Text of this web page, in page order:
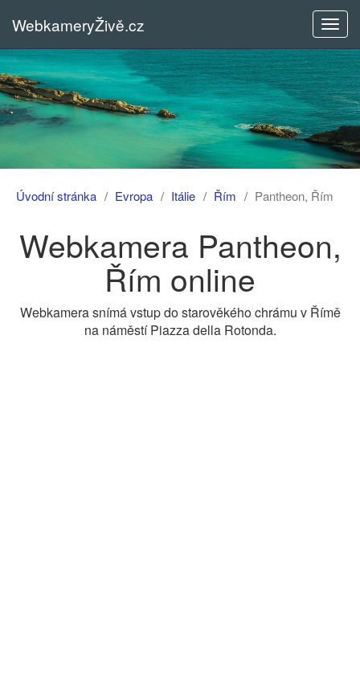
menu
WebkameryŽivě.cz
Úvodní stránka Evropa Itálie Řím Pantheon, Řím
Webkamera Pantheon,
Řím online
Webkamera snímá vstup do starověkého chrámu v Římě
na náměstí Piazza della Rotonda.